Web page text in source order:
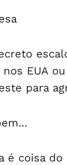
EUA
para
é coisa